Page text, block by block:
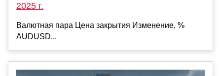
2025 г.
Валютная пара Цена закрытия Изменение, %
AUDUSD...